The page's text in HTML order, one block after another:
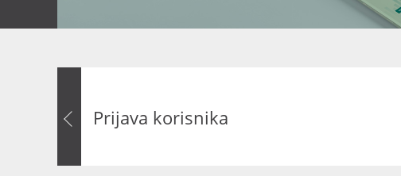
Prijava korisnika